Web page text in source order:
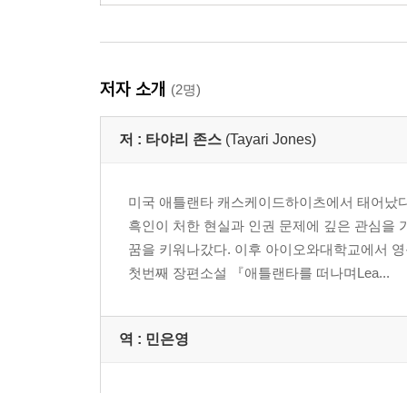
저자 소개 (2명)
저 : 타야리 존스 (Tayari Jones)
미국 애틀랜타 캐스케이드하이츠에서 태어났
흑인이 처한 현실과 인권 문제에 깊은 관심을
꿈을 키워나갔다. 이후 아이오와대학교에서
첫번째 장편소설 『애틀랜타를 떠나며Lea...
역 : 민은영